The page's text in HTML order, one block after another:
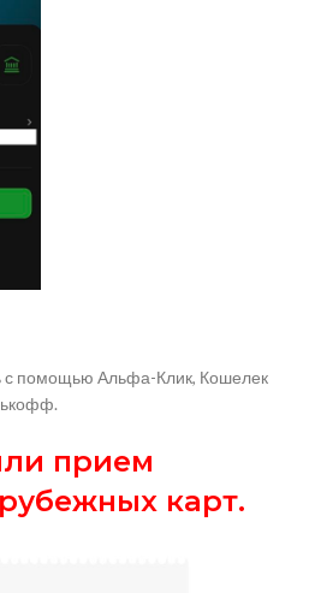
с помощью Альфа-Клик, Кошелек
прием
карт.